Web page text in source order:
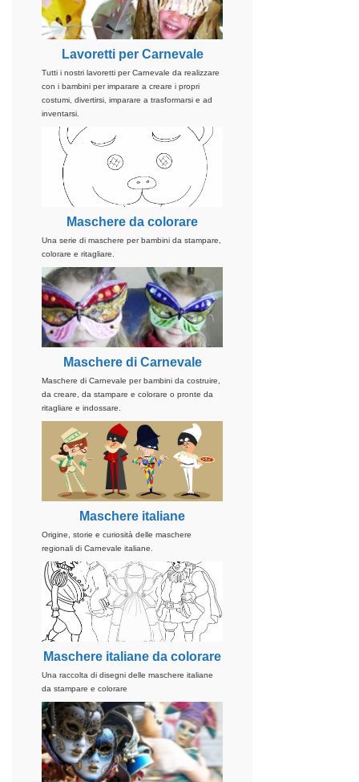
Lavoretti per Carnevale
Tutti i nostri lavoretti per Carnevale da realizzare
con i bambini per imparare a creare i propri
costumi, divertirsi, imparare a trasformarsi e ad
inventarsi.
Maschere da colorare
Una serie di maschere per bambini da stampare,
colorare e ritagliare.
Maschere di Carnevale
Maschere di Carnevale per bambini da costruire,
da creare, da stampare e colorare o pronte da
ritagliare e indossare.
Maschere italiane
Origine, storie e curiosità delle maschere
regionali di Carnevale italiane.
Maschere italiane da colorare
Una raccolta di disegni delle maschere italiane
da stampare e colorare